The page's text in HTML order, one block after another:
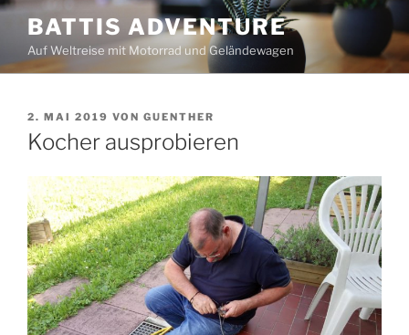
Zum
Inhalt
springen
BATTIS ADVENTURE
Auf Weltreise mit Motorrad und Geländewagen
VERÖFFENTLICHT
AM
2. MAI 2019 VON GUENTHER
Kocher ausprobieren